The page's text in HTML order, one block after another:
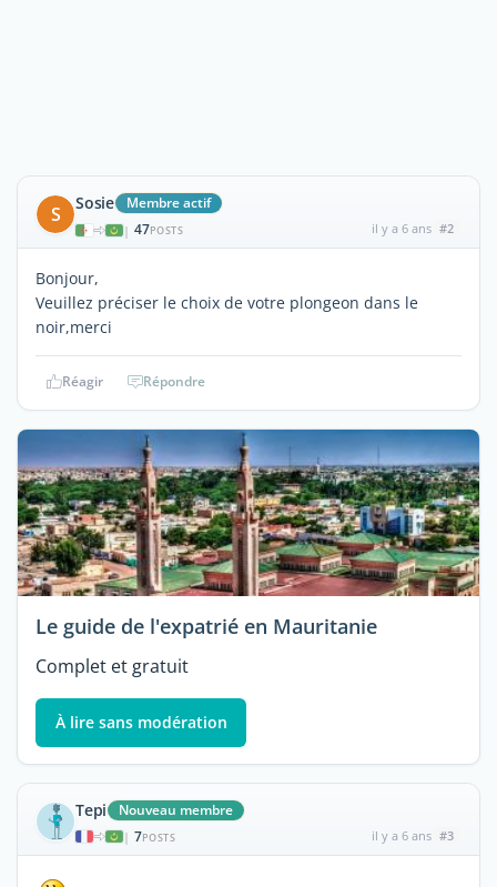
S Sosie Membre actif
| 47POSTS il y a 6 ans #2
Bonjour,
Veuillez préciser le choix de votre plongeon dans le
noir,merci
Réagir Répondre
Le guide de l'expatrié en Mauritanie
Complet et gratuit
À lire sans modération
Tepi Nouveau membre
| 7POSTS il y a 6 ans #3